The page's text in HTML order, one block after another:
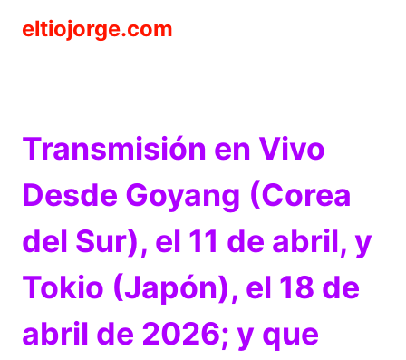
eltiojorge.com
Transmisión en Vivo
Desde Goyang (Corea
del Sur), el 11 de abril, y
Tokio (Japón), el 18 de
abril de 2026; y que